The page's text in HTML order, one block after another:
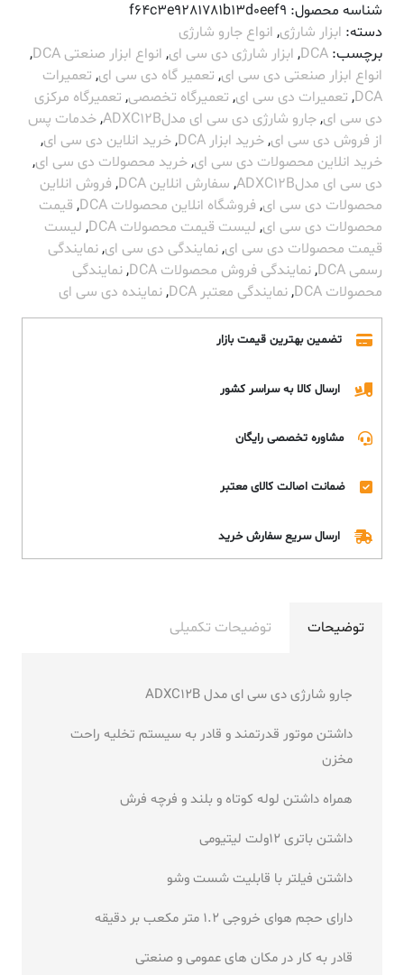
شناسه محصول: f64c3e9281781b13d0eef9
دسته: ابزار شارژی, انواع جارو شارژی
برچسب: DCA
, ابزار شارژی دی سی ای, انواع ابزار صنعتی DCA
,
انواع ابزار صنعتی دی سی ای, تعمیر گاه دی سی ای, تعمیرات
DCA
, تعمیرات دی سی ای, تعمیرگاه تخصصی, تعمیرگاه مرکزی
دی سی ای,جارو شارژی دی سی ای مدلADXC12B ,خدمات پس
از فروش دی سی ای,خرید ابزار DCA ,خرید انلاین دی سی ای,
خرید انلاین محصولات دی سی ای,خرید محصولات دی سی ای,
دی سی ای مدلADXC12B
, سفارش انلاین DCA , فروش انلاین
محصولات دی سی ای, فروشگاه انلاین محصولات DCA , قیمت
محصولات دی سی ای, لیست قیمت محصولات DCA , لیست
قیمت محصولات دی سی ای,نمایندگی دی سی ای,نمایندگی
رسمی DCA
,نمایندگی فروش محصولات DCA ,نمایندگی
محصولات DCA
,نمایندگی معتبر DCA ,نماینده دی سی ای
تضمین بهترین قیمت بازار
ارسال کالا به سراسر کشور
مشاوره تخصصی رایگان
ضمانت اصالت کالای معتبر
ارسال سریع سفارش خرید
توضیحات توضیحات تکمیلی
جارو شارژی دی سی ای مدل ADXC12B
داشتن موتور قدرتمند و قادر به سیستم تخلیه راحت
مخزن
همراه داشتن لوله کوتاه و بلند و فرچه فرش
داشتن باتری 12ولت لیتیومی
داشتن فیلتر با قابلیت شست وشو
دارای حجم هوای خروجی 1.2 متر مکعب بر دقیقه
قادر به کار در مکان های عمومی و صنعتی